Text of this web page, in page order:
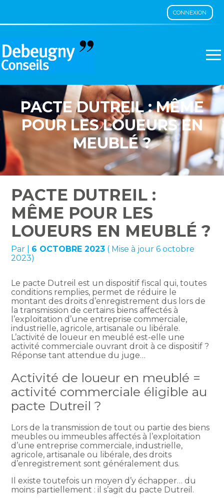
CONNEXION
Aller
au
PACTE DUTREIL : MÊME
POUR LES LOUEURS EN
MEUBLÉ ?
PACTE DUTREIL :
MÊME POUR LES
LOUEURS EN MEUBLÉ ?
Par 6 OCTOBRE 2023 ( Mise à jour 6 octobre
2023)
Le pacte Dutreil est un dispositif fiscal qui, toutes
conditions remplies, permet de réduire le
montant des droits d’enregistrement dus lors de
la transmission de certains biens affectés à
l’exploitation d’une entreprise commerciale,
industrielle, agricole, artisanale ou libérale.
L’activité de loueur en meublé est-elle une
activité commerciale ouvrant droit à ce dispositif ?
Réponse tant attendue du juge…
Activité de loueur en meublé =
activité commerciale éligible au
pacte Dutreil ?
Lors de la transmission de tout ou partie des biens
meubles ou immeubles affectés à l’exploitation
d’une entreprise commerciale, industrielle,
agricole, artisanale ou libérale, des droits
d’enregistrement sont généralement dus.
Il existe toutefois un moyen d’y échapper… du
moins partiellement : il s’agit du pacte Dutreil.